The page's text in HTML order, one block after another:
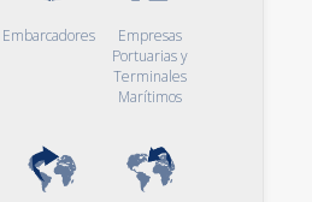
Embarcadores
Empresas
Portuarias y
Terminales
Marítimos